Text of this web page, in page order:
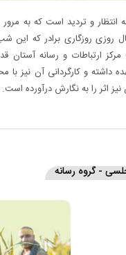
انتظار و تردید است که به
ارتباطات و رسانه
داشته و کارگردانی آن نیز
اثر را به نگارش درآورده است.
- گروه رسانه